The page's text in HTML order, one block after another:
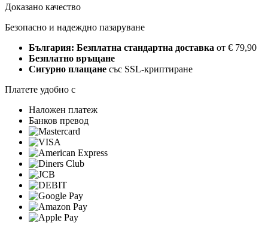
Доказано качество
Безопасно и надеждно пазаруване
България: Безплатна стандартна доставка от € 79,90
Безплатно връщане
Сигурно плащане със SSL-криптиране
Платете удобно с
Наложен платеж
Банков превод